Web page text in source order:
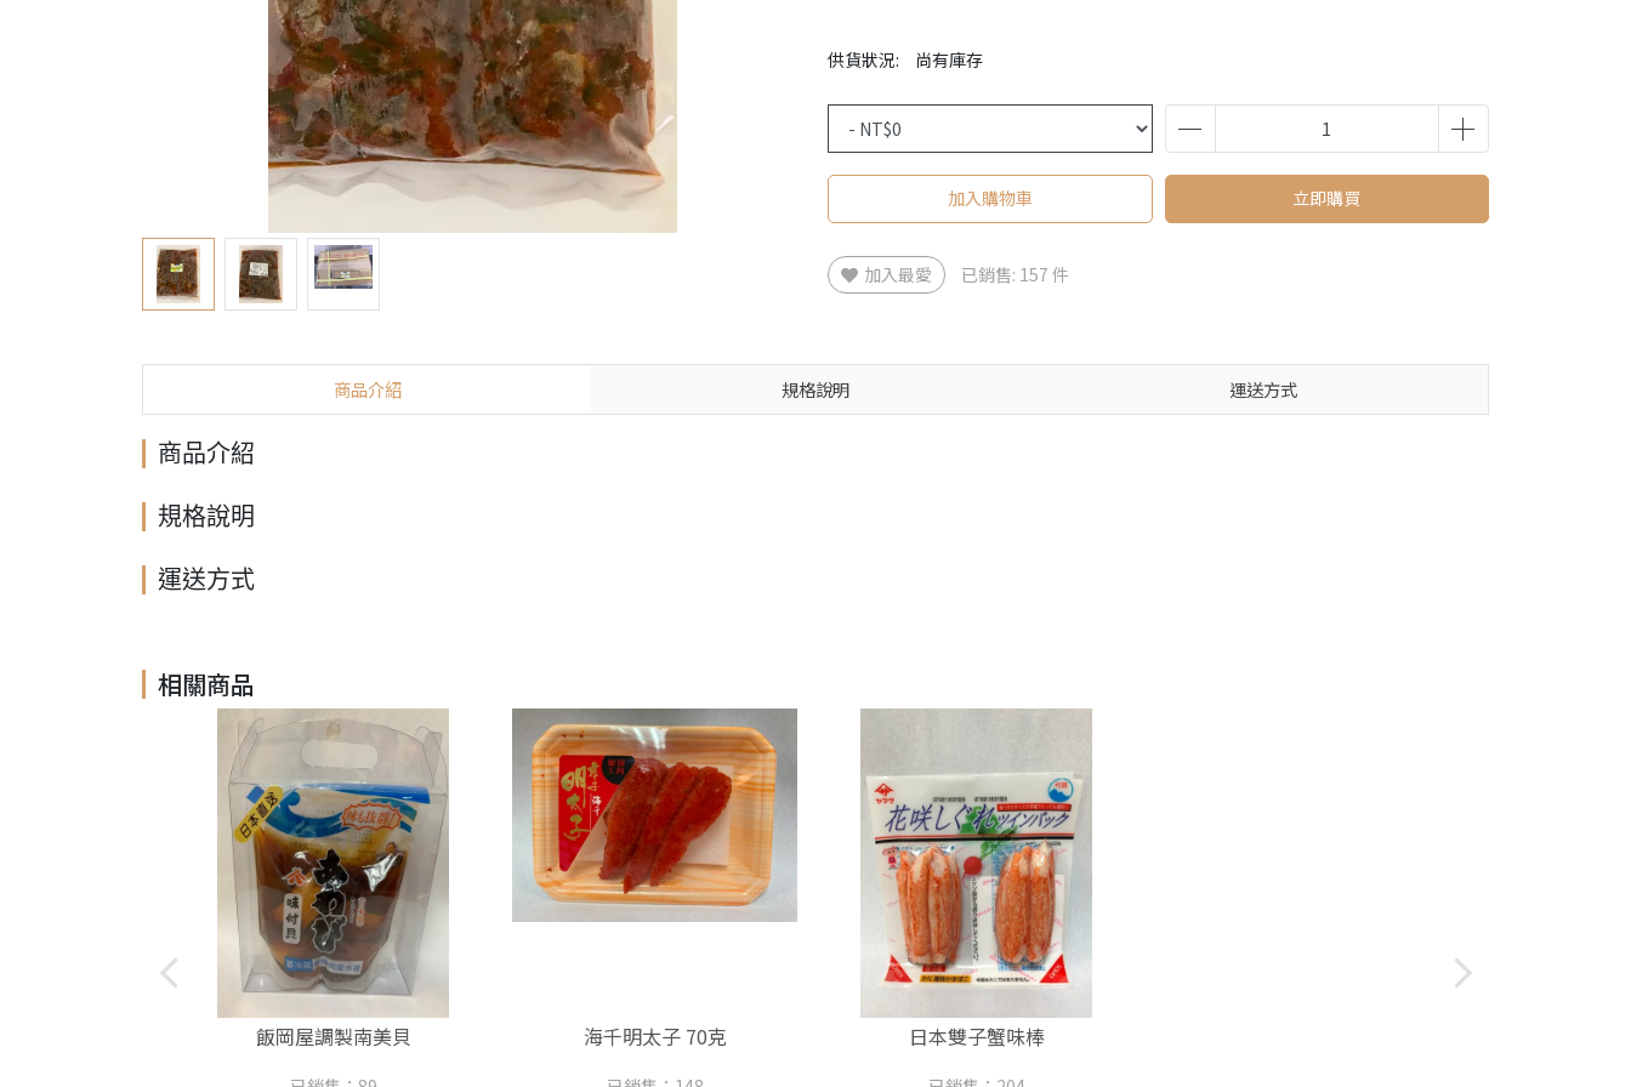
供貨狀況: 尚有庫存
加入購物車 立即購買
加入最愛 已銷售: 157 件
商品介紹 規格說明 運送方式
商品介紹
規格說明
運送方式
相關商品
飯岡屋調製南美貝 海千明太子 70克 日本雙子蟹味棒